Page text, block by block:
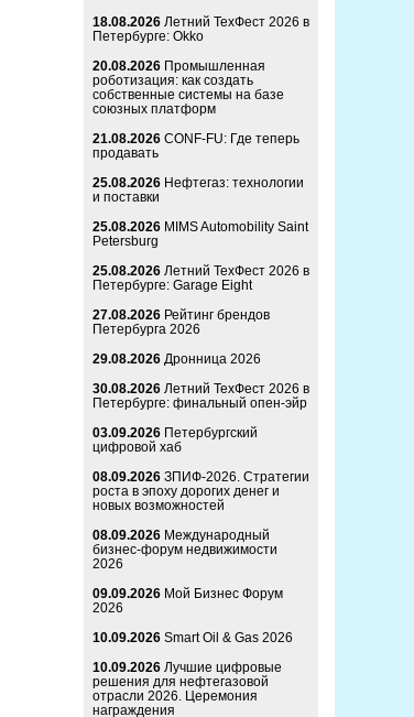
18.08.2026 Летний ТехФест 2026 в
Петербурге: Okko
20.08.2026 Промышленная
роботизация: как создать
собственные системы на базе
союзных платформ
21.08.2026 CONF-FU: Где теперь
продавать
25.08.2026 Нефтегаз: технологии
и поставки
25.08.2026 MIMS Automobility Saint
Petersburg
25.08.2026 Летний ТехФест 2026 в
Петербурге: Garage Eight
27.08.2026 Рейтинг брендов
Петербурга 2026
29.08.2026 Дронница 2026
30.08.2026 Летний ТехФест 2026 в
Петербурге: финальный опен-эйр
03.09.2026 Петербургский
цифровой хаб
08.09.2026 ЗПИФ-2026. Стратегии
роста в эпоху дорогих денег и
новых возможностей
08.09.2026 Международный
бизнес-форум недвижимости
2026
09.09.2026 Мой Бизнес Форум
2026
10.09.2026 Smart Oil & Gas 2026
10.09.2026 Лучшие цифровые
решения для нефтегазовой
отрасли 2026. Церемония
награждения